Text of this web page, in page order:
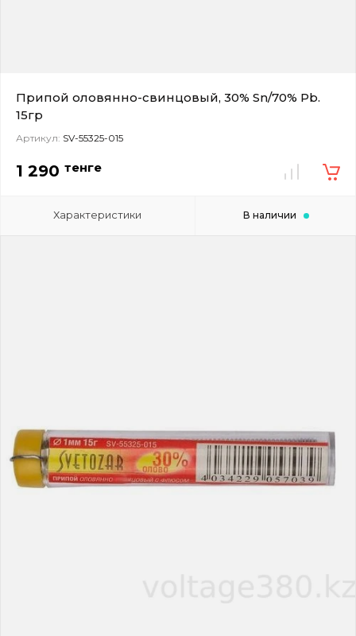
Припой оловянно-свинцовый, 30% Sn/70% Pb.
15гр
Артикул: SV-55325-015
1 290 тенге
Характеристики В наличии